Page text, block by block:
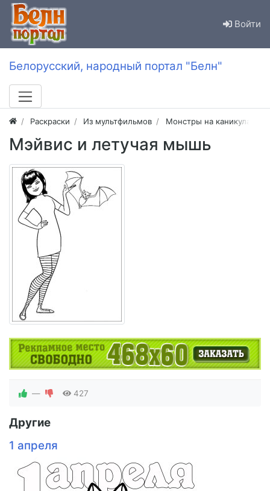
Войти
Белорусский, народный портал "Белн"
Раскраски Из мультфильмов Монстры на каникулах
Мэйвис и летучая мышь
— 427
Другие
1 апреля